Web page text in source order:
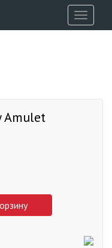
Toggle
Amulet